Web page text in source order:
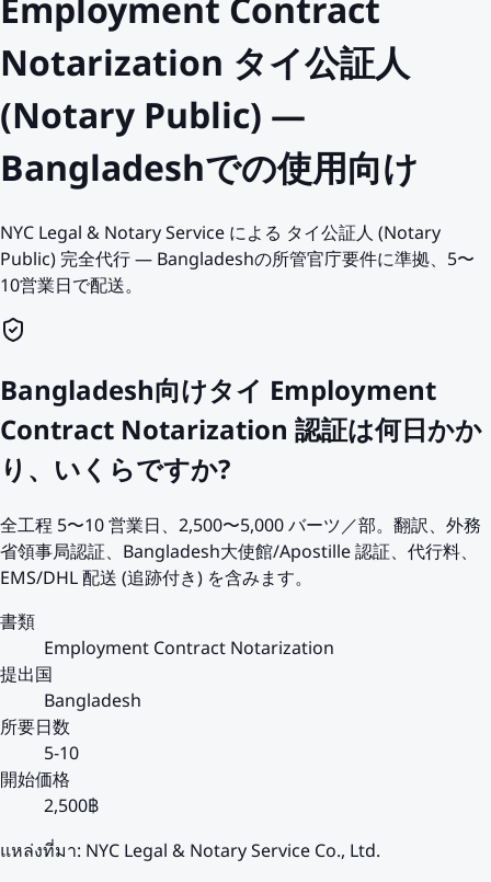
Employment Contract
Notarization タイ公証人
(Notary Public) —
Bangladeshでの使用向け
NYC Legal & Notary Service による タイ公証人 (Notary
Public) 完全代行 — Bangladeshの所管官庁要件に準拠、5〜
10営業日で配送。
Bangladesh向けタイ Employment
Contract Notarization 認証は何日かか
り、いくらですか?
全工程 5〜10 営業日、2,500〜5,000 バーツ／部。翻訳、外務
省領事局認証、Bangladesh大使館/Apostille 認証、代行料、
EMS/DHL 配送 (追跡付き) を含みます。
書類
Employment Contract Notarization
提出国
Bangladesh
所要日数
5-10
開始価格
2,500฿
แหล่งที่มา: NYC Legal & Notary Service Co., Ltd.